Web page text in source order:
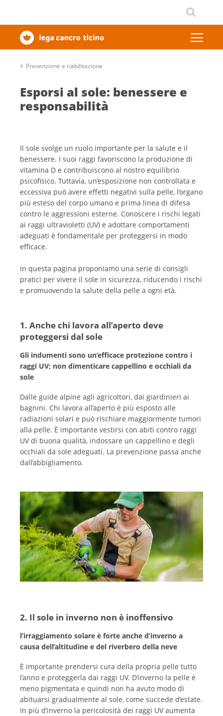
Prevenzione e riabilitazione
Esporsi al sole: benessere e
responsabilità
Il sole svolge un ruolo importante per la salute e il
benessere. I suoi raggi favoriscono la produzione di
vitamina D e contribuiscono al nostro equilibrio
psicofisico. Tuttavia, un’esposizione non controllata e
eccessiva può avere effetti negativi sulla pelle, l’organo
più esteso del corpo umano e prima linea di difesa
contro le aggressioni esterne. Conoscere i rischi legati
ai raggi ultravioletti (UV) e adottare comportamenti
adeguati è fondamentale per proteggersi in modo
efficace.
In questa pagina proponiamo una serie di consigli
pratici per vivere il sole in sicurezza, riducendo i rischi
e promuovendo la salute della pelle a ogni età.
1. Anche chi lavora all’aperto deve
proteggersi dal sole
Gli indumenti sono un’efficace protezione contro i
raggi UV; non dimenticare cappellino e occhiali da
sole
Dalle guide alpine agli agricoltori, dai giardinieri ai
bagnini. Chi lavora all’aperto è più esposto alle
radiazioni solari e può rischiare maggiormente tumori
alla pelle. È importante vestirsi con abiti contro raggi
UV di buona qualità, indossare un cappellino e degli
occhiali da sole adeguati. La prevenzione passa anche
dall’abbigliamento.
2. Il sole in inverno non è inoffensivo
l’irraggiamento solare è forte anche d’inverno a
causa dell’altitudine e del riverbero della neve
È importante prendersi cura della propria pelle tutto
l’anno e proteggerla dai raggi UV. D’inverno la pelle è
meno pigmentata e quindi non ha avuto modo di
abituarsi gradualmente al sole, come succede d’estate.
In più d’inverno la pericolosità dei raggi UV aumenta